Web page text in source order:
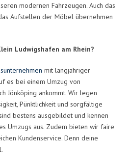
modernen Fahrzeugen. Auch das
Aufstellen der Möbel übernehmen
Ludwigshafen am Rhein?
mit langjähriger
es bei einem Umzug von
Jönköping ankommt. Wir legen
Pünktlichkeit und sorgfältige
bestens ausgebildet und kennen
Umzugs aus. Zudem bieten wir faire
Kundenservice. Denn deine